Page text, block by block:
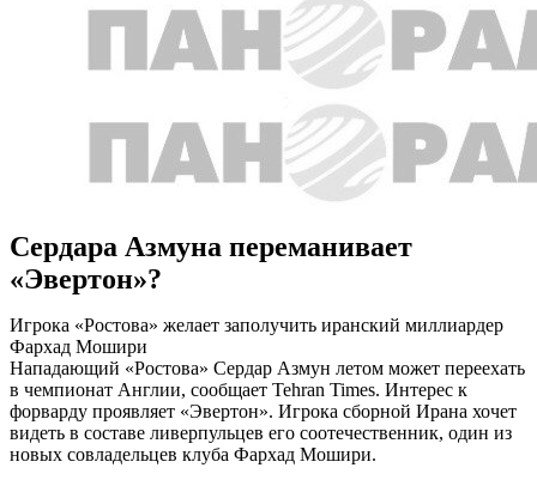
Сердара Азмуна переманивает
«Эвертон»?
Игрока «Ростова» желает заполучить иранский миллиардер
Фархад Мошири
Нападающий «Ростова» Сердар Азмун летом может переехать
в чемпионат Англии, сообщает Tehran Times. Интерес к
форварду проявляет «Эвертон». Игрока сборной Ирана хочет
видеть в составе ливерпульцев его соотечественник, один из
новых совладельцев клуба Фархад Мошири.